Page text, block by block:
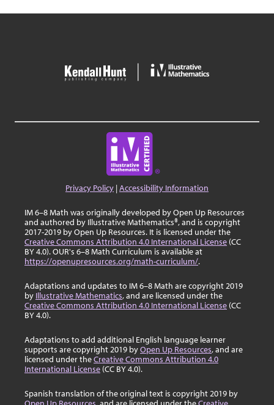
Privacy Policy |Accessibility Information
IM 6–8 Math was originally developed by Open Up Resources
and authored by Illustrative Mathematics®, and is copyright
2017-2019 by Open Up Resources. It is licensed under the
Creative Commons Attribution 4.0 International License (CC
BY 4.0). OUR's 6–8 Math Curriculum is available at
https://openupresources.org/math-curriculum/.
Adaptations and updates to IM 6–8 Math are copyright 2019
by Illustrative Mathematics, and are licensed under the
Creative Commons Attribution 4.0 International License (CC
BY 4.0).
Adaptations to add additional English language learner
supports are copyright 2019 byOpen Up Resources, and are
licensed under theCreative Commons Attribution 4.0
International License (CC BY 4.0).
Spanish translation of the original text is copyright 2019 by